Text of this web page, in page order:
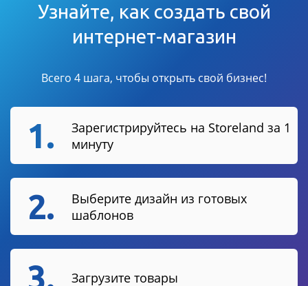
Узнайте, как создать свой
интернет-магазин
Всего 4 шага, чтобы открыть свой бизнес!
1.
Зарегистрируйтесь на Storeland за 1
минуту
2.
Выберите дизайн из готовых
шаблонов
3. Загрузите товары